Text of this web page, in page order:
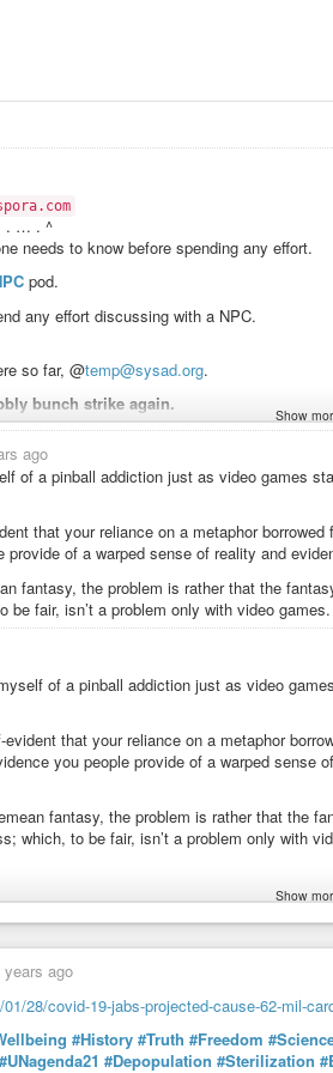
. … . ^
needs to know before spending any effort.
pod.
any effort discussing with a NPC.
so far, @temp@sysad.org.
bunch strike again.
all that keen on the dehumanising othering
the overton window, nor generalising the
from the bubblybunch…
engagement with the increased
Show
ago
of a pinball addiction just as video games
that your reliance on a metaphor
provide of a warped sense of reality and
fantasy, the problem is rather that the
be fair, isn’t a problem only with video games.
of a pinball addiction just as video
that your reliance on a metaphor
you people provide of a warped sense
fantasy, the problem is rather that the
which, to be fair, isn’t a problem only with
Show
years ago
28/covid-19-jabs-projected-cause-62-mil-
#History #Truth #Freedom
#UNagenda21 #Depopulation #Sterilization